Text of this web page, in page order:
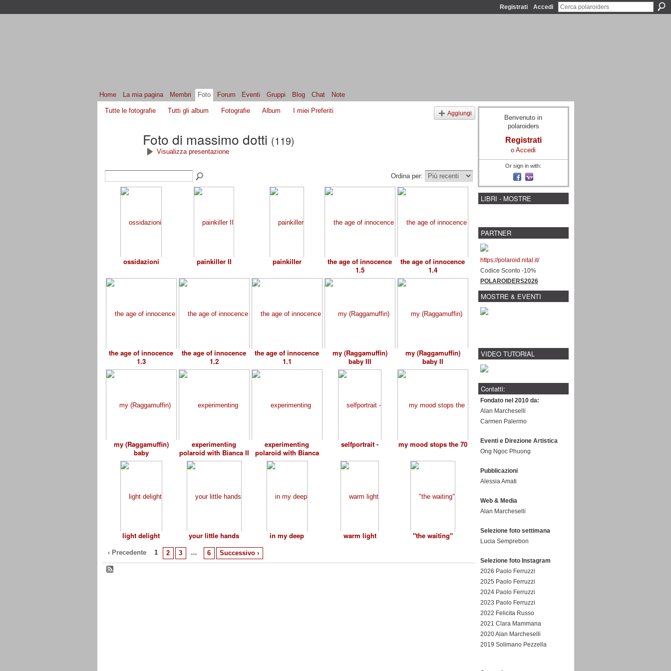
Registrati Accedi
Home La mia pagina Membri Foto Forum Eventi Gruppi Blog Chat Note
Tutte le fotografie Tutti gli album Fotografie Album I miei Preferiti Aggiungi
Foto di massimo dotti (119)
Visualizza presentazione
Ordina per:
ossidazioni painkiller II painkiller
the age of innocence
1.5
the age of innocence
1.4
the age of innocence
1.3
the age of innocence
1.2
the age of innocence
1.1
my (Raggamuffin)
baby III
my (Raggamuffin)
baby II
my (Raggamuffin)
baby
experimenting
polaroid with Bianca II
experimenting
polaroid with Bianca
selfportrait - my mood stops the 70
light delight your little hands in my deep warm light "the waiting"
‹ Precedente 1 2 3 … 6 Successivo ›
Benvenuto in
polaroiders
Registrati
o Accedi
Or sign in with:
LIBRI - MOSTRE
PARTNER
https://polaroid.nital.it/
Codice Sconto -10%
POLAROIDERS2026
MOSTRE & EVENTI
VIDEO TUTORIAL
Contatti:
Fondato nel 2010 da:
Alan Marcheselli
Carmen Palermo
Eventi e Direzione Artistica
Ong Ngoc Phuong
Pubblicazioni
Alessia Amati
Web & Media
Alan Marcheselli
Selezione foto settimana
Lucia Semprebon
Selezione foto Instagram
2026 Paolo Ferruzzi
2025 Paolo Ferruzzi
2024 Paolo Ferruzzi
2023 Paolo Ferruzzi
2022 Felicita Russo
2021 Clara Mammana
2020 Alan Marcheselli
2019 Solimano Pezzella